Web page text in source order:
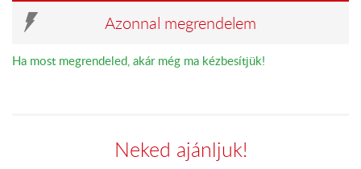
Azonnal megrendelem
Ha most megrendeled, akár még ma kézbesítjük!
Neked ajánljuk!